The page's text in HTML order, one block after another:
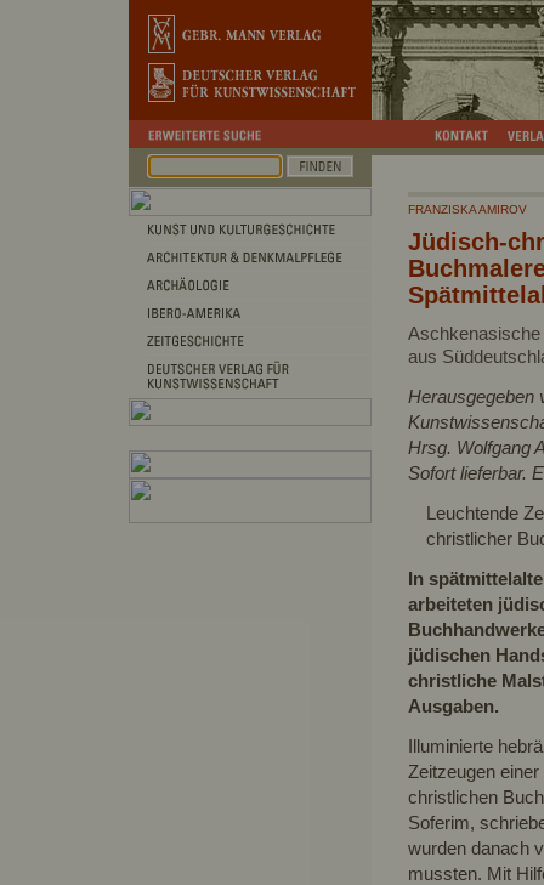
FRANZISKA AMIROV
Jüdisch-
aus
Herausgegeben
Hrsg. Wolfgang
Sofort lieferbar.
Leuchtende
christlicher
In
arbeiteten
jüdischen
christliche
Ausgaben.
Illuminierte
Zeitzeugen
christlichen
Soferim,
wurden danach
mussten. Mit